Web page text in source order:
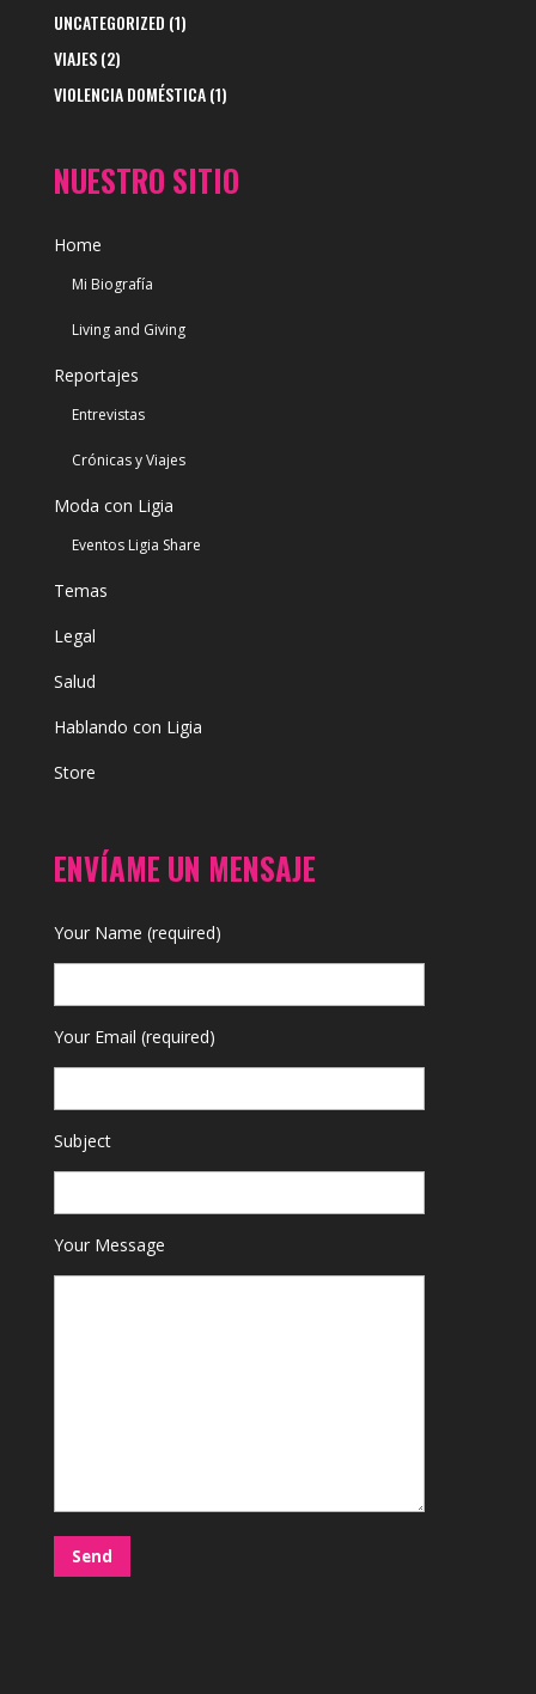
UNCATEGORIZED (1)
VIAJES(2)
VIOLENCIA DOMÉSTICA(1)
NUESTRO SITIO
Home
Mi Biografía
Living and Giving
Reportajes
Entrevistas
Crónicas y Viajes
Moda con Ligia
Eventos Ligia Share
Temas
Legal
Salud
Hablando con Ligia
Store
ENVÍAME UN MENSAJE
Your Name (required)
Your Email (required)
Subject
Your Message